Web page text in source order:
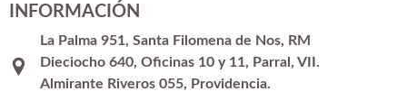
INFORMACIÓN
La Palma 951, Santa Filomena de Nos, RM
Dieciocho 640, Oficinas 10 y 11, Parral, VII.
Almirante Riveros 055, Providencia.